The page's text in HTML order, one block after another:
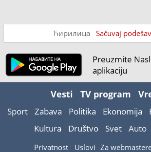
Ћирилица Sačuvaj
Preuzmite
aplikaciju
Vesti TV program
Sport Zabava Politika Ekonomija
Kultura
Društvo Svet Auto
Privatnost Uslovi Za